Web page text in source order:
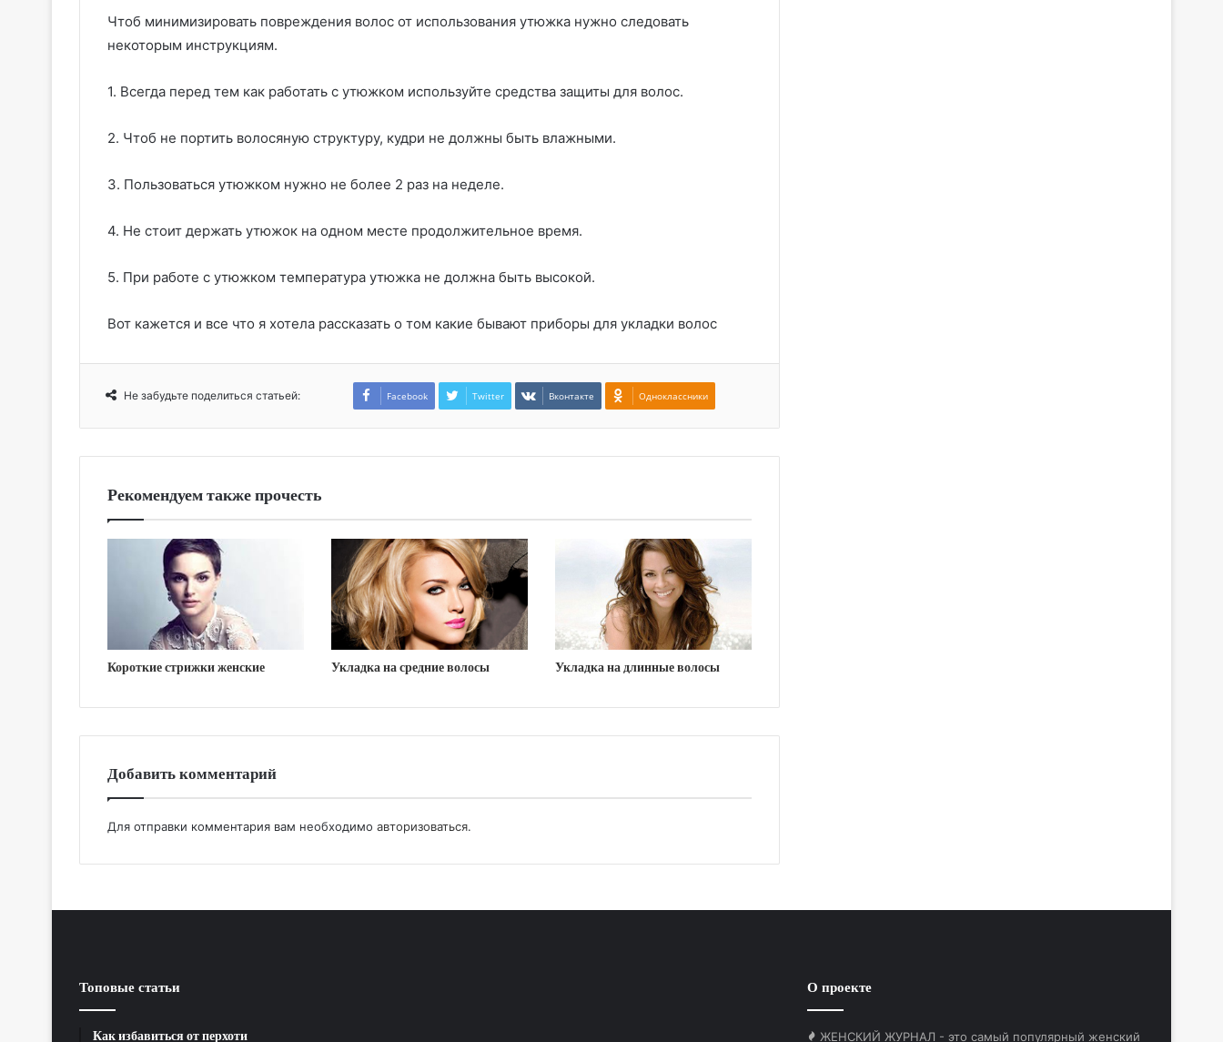
Чтоб минимизировать повреждения волос от использования утюжка нужно следовать
некоторым инструкциям.
1. Всегда перед тем как работать с утюжком используйте средства защиты для волос.
2. Чтоб не портить волосяную структуру, кудри не должны быть влажными.
3. Пользоваться утюжком нужно не более 2 раз на неделе.
4. Не стоит держать утюжок на одном месте продолжительное время.
5. При работе с утюжком температура утюжка не должна быть высокой.
Вот кажется и все что я хотела рассказать о том какие бывают приборы для укладки волос
Не забудьте поделиться статьей: Facebook Twitter Вконтакте Одноклассники
Рекомендуем также прочесть
Короткие стрижки женские Укладка на средние волосы Укладка на длинные волосы
Добавить комментарий
Для отправки комментария вам необходимо авторизоваться.
Топовые статьи
Как избавиться от перхоти
О проекте
ЖЕНСКИЙ ЖУРНАЛ - это самый популярный женский